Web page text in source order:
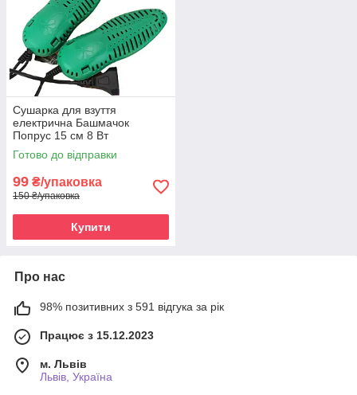
Сушарка для взуття
електрична Башмачок
Попрус 15 см 8 Вт
Готово до відправки
99 ₴/упаковка
150 ₴/упаковка
Купити
Про нас
98% позитивних з 591 відгука за рік
Працює з 15.12.2023
м. Львів
Львів, Україна